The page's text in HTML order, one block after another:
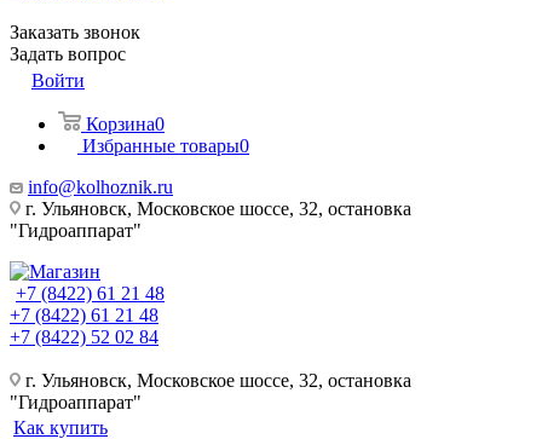
Заказать звонок
Задать вопрос
Войти
Корзина0
Избранные товары0
info@kolhoznik.ru
г. Ульяновск, Московское шоссе, 32, остановка
"Гидроаппарат"
+7 (8422) 61 21 48
+7 (8422) 61 21 48
+7 (8422) 52 02 84
г. Ульяновск, Московское шоссе, 32, остановка
"Гидроаппарат"
Как купить